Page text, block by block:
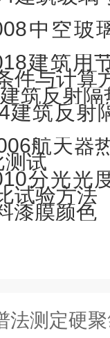
中空玻
建筑用
件与计算
建筑反射隔
建筑反射
航天器
测试
分光光
试验方法
漆膜颜色
硬聚氯乙烯（PVC-